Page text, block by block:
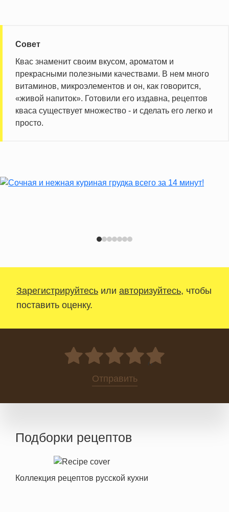
Совет
Квас знаменит своим вкусом, ароматом и
прекрасными полезными качествами. В нем много
витаминов, микроэлементов и он, как говорится,
«живой напиток». Готовили его издавна, рецептов
кваса существует множество - и сделать его легко и
просто.
Зарегистрируйтесь или авторизуйтесь, чтобы
поставить оценку.
0
Отправить
Подборки рецептов
Коллекция рецептов русской кухни